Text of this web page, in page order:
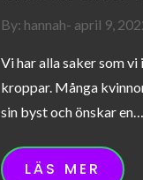
By: hannah Posted
april 9,
Vi har alla saker som
kroppar. Många
sin byst och önskar en…
LÄS MER